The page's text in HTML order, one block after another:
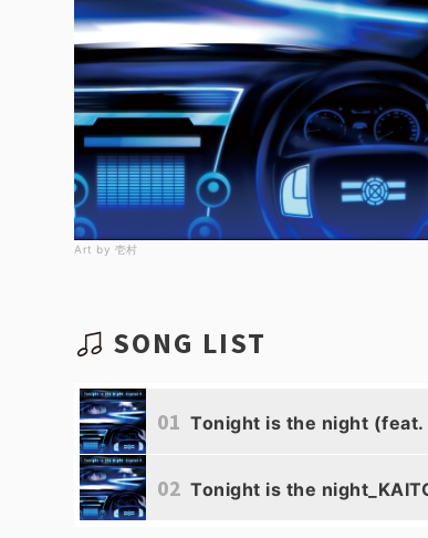
Art by 壱村
SONG LIST
01 Tonight is the night (feat.
02 Tonight is the